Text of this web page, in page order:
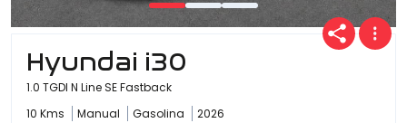
Hyundai i30
1.0 TGDI N Line SE Fastback
10 Kms
Manual Gasolina 2026